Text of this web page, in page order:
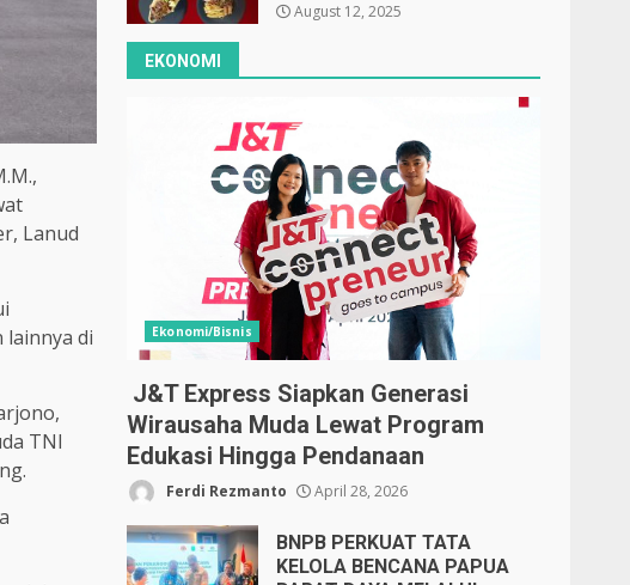
Lanud
lainnya di
TNI
August 12, 2025
EKONOMI
Ekonomi/Bisnis
J&T Express Siapkan Generasi
Wirausaha Muda Lewat Program
Edukasi Hingga Pendanaan
Ferdi Rezmanto April 28, 2026
BNPB PERKUAT TATA
KELOLA BENCANA PAPUA